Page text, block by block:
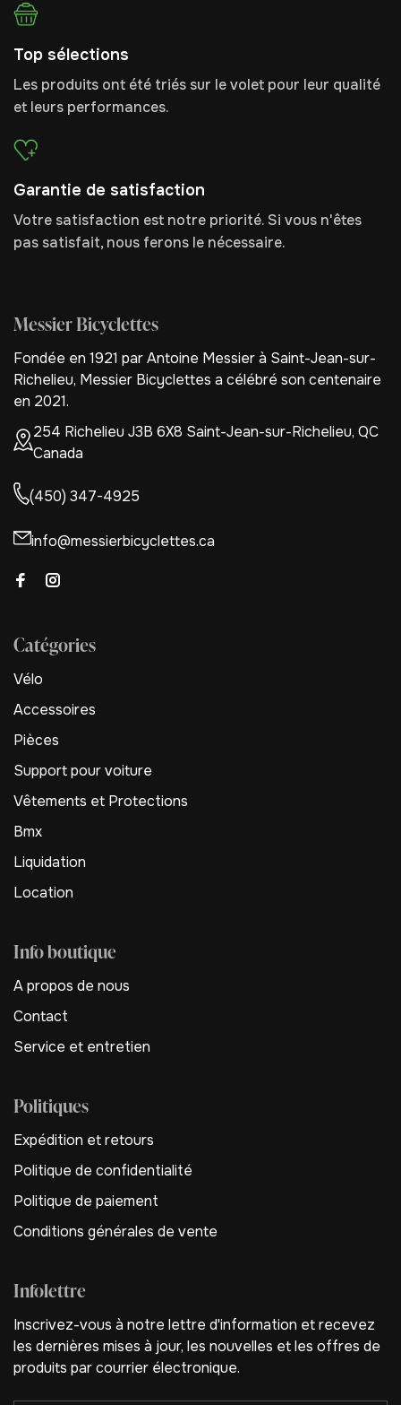
Top sélections
Les produits ont été triés sur le volet pour leur qualité
et leurs performances.
Garantie de satisfaction
Votre satisfaction est notre priorité. Si vous n'êtes
pas satisfait, nous ferons le nécessaire.
Messier Bicyclettes
Fondée en 1921 par Antoine Messier à Saint-Jean-sur-
Richelieu, Messier Bicyclettes a célébré son centenaire
en 2021.
254 Richelieu J3B 6X8 Saint-Jean-sur-Richelieu, QC
Canada
(450) 347-4925
info@messierbicyclettes.ca
Catégories
Vélo
Accessoires
Pièces
Support pour voiture
Vêtements et Protections
Bmx
Liquidation
Location
Info boutique
A propos de nous
Contact
Service et entretien
Politiques
Expédition et retours
Politique de confidentialité
Politique de paiement
Conditions générales de vente
Infolettre
Inscrivez-vous à notre lettre d'information et recevez
les dernières mises à jour, les nouvelles et les offres de
produits par courrier électronique.